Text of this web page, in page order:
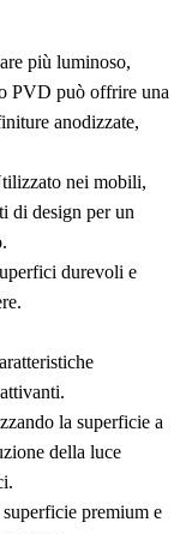
più luminoso,
PVD può offrire una
anodizzate,
nei mobili,
di design per un
durevoli e
la superficie a
della luce
premium e